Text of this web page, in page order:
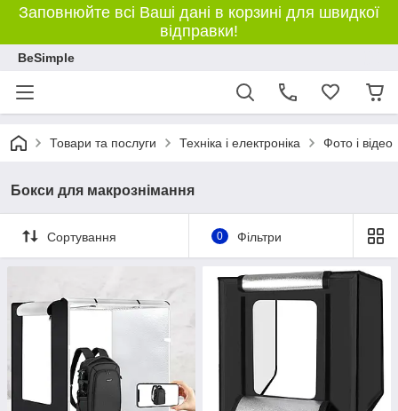
Заповнюйте всі Ваші дані в корзині для швидкої
відправки!
BeSimple
Товари та послуги Техніка і електроніка Фото і відео
Бокси для макрознімання
Сортування 0 Фільтри